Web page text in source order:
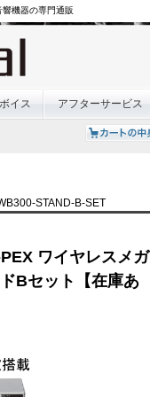
機器の専門通販
イス アフターサービス
STAND-B-SET
ワイヤレスメガ
Bセット【在庫あ